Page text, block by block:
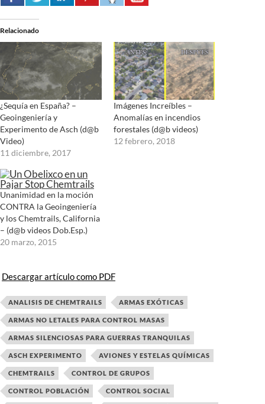
Relacionado
¿Sequía en España? –
Geoingeniería y
Experimento de Asch (d@b
Video)
11 diciembre, 2017
Imágenes Increíbles –
Anomalías en incendios
forestales (d@b videos)
12 febrero, 2018
Unanimidad en la moción
CONTRA la Geoingeniería
y los Chemtrails, California
– (d@b videos Dob.Esp.)
20 marzo, 2015
Descargar artículo como PDF
ANALISIS DE CHEMTRAILS ARMAS EXÓTICAS
ARMAS NO LETALES PARA CONTROL MASAS
ARMAS SILENCIOSAS PARA GUERRAS TRANQUILAS
ASCH EXPERIMENTO AVIONES Y ESTELAS QUÍMICAS
CHEMTRAILS CONTROL DE GRUPOS
CONTROL POBLACIÓN CONTROL SOCIAL